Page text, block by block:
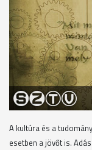
A kultúra és a
esetben a jövőt is.